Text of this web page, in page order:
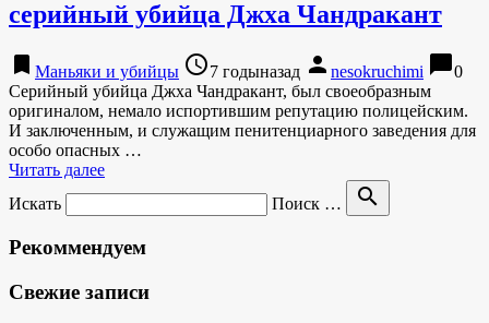
серийный убийца Джха Чандракант
bookmark Маньяки и убийцы access_time7 годыназад person nesokruchimi chat_bubble0
Серийный убийца Джха Чандракант, был своеобразным
оригиналом, немало испортившим репутацию полицейским.
И заключенным, и служащим пенитенциарного заведения для
особо опасных …
Читать далее
Искать
Поиск … search
Рекоммендуем
Свежие записи